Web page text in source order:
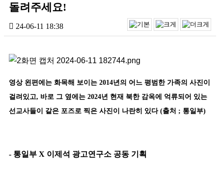
돌려주세요!
24-06-11 18:38
영상 왼편에는 화목해 보이는 2014년의 어느 평범한 가족의 사진이
걸려 있고, 바로 그 옆에는 2024년 현재 북한 감옥에 억류되어 있는
선교사들이 같은 포즈로 찍은 사진이 나란히 있다 (출처 ; 통일부)
- 통일부 X 이제석 광고연구소 공동 기획